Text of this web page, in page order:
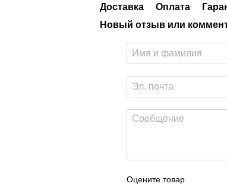
Доставка Оплата
Новый отзыв или
Оцените товар